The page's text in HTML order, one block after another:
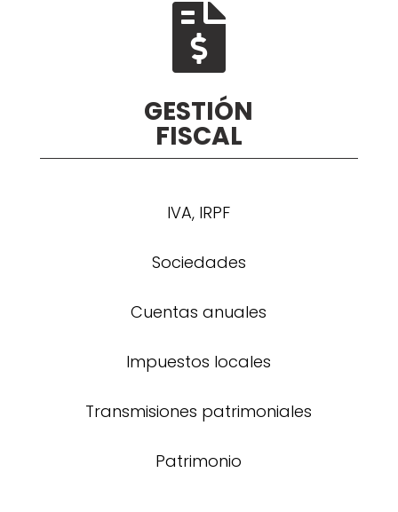

GESTIÓN
FISCAL
IVA, IRPF
Sociedades
Cuentas anuales
Impuestos locales
Transmisiones patrimoniales
Patrimonio